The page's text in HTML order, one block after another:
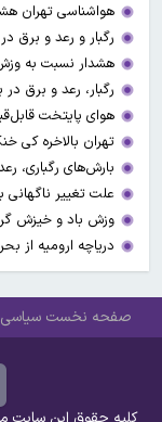
هواشناسی تهران
رگبار و رعد و برق در ۱۱ استان‌/ دریای خزر مواج می‌شود
هشدار نسبت به
رگبار، رعد و برق
هوای پایتخت
تهران بالاخره کی
بارش‌های رگباری، رعدوبرق و باد
علت تغییر ناگهانی
وزش باد و خیزش
دریاچه ارومیه از
صفحه نخست سیاسی